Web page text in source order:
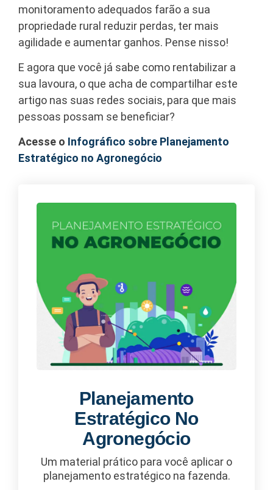
monitoramento adequados farão a sua
propriedade rural reduzir perdas, ter mais
agilidade e aumentar ganhos. Pense nisso!
E agora que você já sabe como rentabilizar a
sua lavoura, o que acha de compartilhar este
artigo nas suas redes sociais, para que mais
pessoas possam se beneficiar?
Acesse o Infográfico sobre Planejamento
Estratégico no Agronegócio
Planejamento
Estratégico No
Agronegócio
Um material prático para você aplicar o
planejamento estratégico na fazenda.